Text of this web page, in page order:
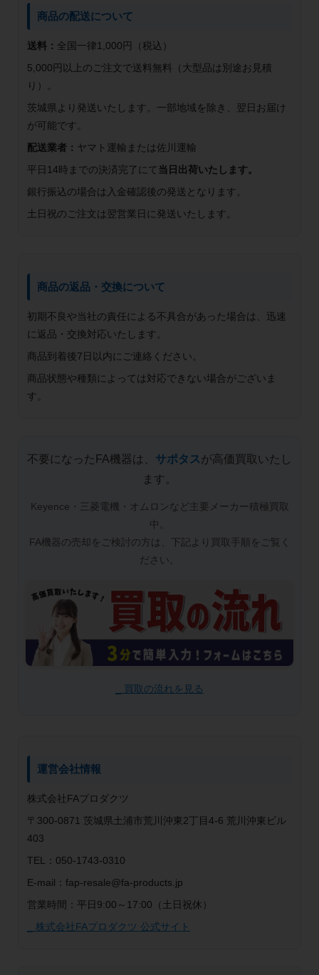
商品の配送について
送料： 全国一律1,000円（税込）
5,000円以上のご注文で送料無料（大型品は別途お見積
り）。
茨城県より発送いたします。一部地域を除き、翌日お届け
が可能です。
配送業者： ヤマト運輸または佐川運輸
平日14時までの決済完了にて当日出荷いたします。
銀行振込の場合は入金確認後の発送となります。
土日祝のご注文は翌営業日に発送いたします。
商品の返品・交換について
初期不良や当社の責任による不具合があった場合は、迅速
に返品・交換対応いたします。
商品到着後7日以内にご連絡ください。
商品状態や種類によっては対応できない場合がございま
す。
不要になったFA機器は、 サポタスが高価買取いたし
ます。
Keyence・三菱電機・オムロンなど主要メーカー積極買取
中。
FA機器の売却をご検討の方は、下記より買取手順をご覧く
ださい。
_ 買取の流れを見る
運営会社情報
株式会社FAプロダクツ
〒300-0871 茨城県土浦市荒川沖東2丁目4-6 荒川沖東ビル
403
TEL：050-1743-0310
E-mail：fap-resale@fa-products.jp
営業時間：平日9:00～17:00（土日祝休）
_ 株式会社FAプロダクツ 公式サイト